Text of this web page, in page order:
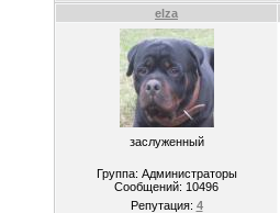
elza
заслуженный
Группа: Администраторы
Сообщений: 10496
Репутация: 4